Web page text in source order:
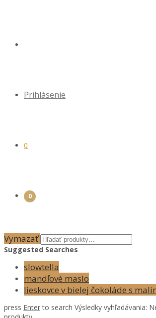
Prihlásenie
0
0
Vymazať
Suggested Searches
slowtella
mandľové maslo
lieskovce v bielej čokoláde s
press Enterto search Výsledky vyhľadávania: